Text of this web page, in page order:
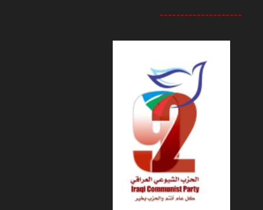
--------------------